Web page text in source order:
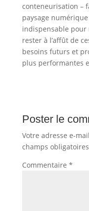
conteneurisation –
paysage
indispensable pour
rester à l’affût de
besoins futurs et
plus performantes
Poster le
Votre adresse e-
champs
Commentaire *